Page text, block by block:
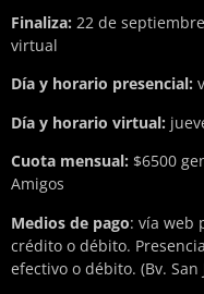
Finaliza: 22 de
virtual
Día y horario presencial:
Día y horario virtual:
Cuota mensual: $6500
Amigos
Medios de pago: vía web
crédito o débito.
efectivo o débito. (Bv. San